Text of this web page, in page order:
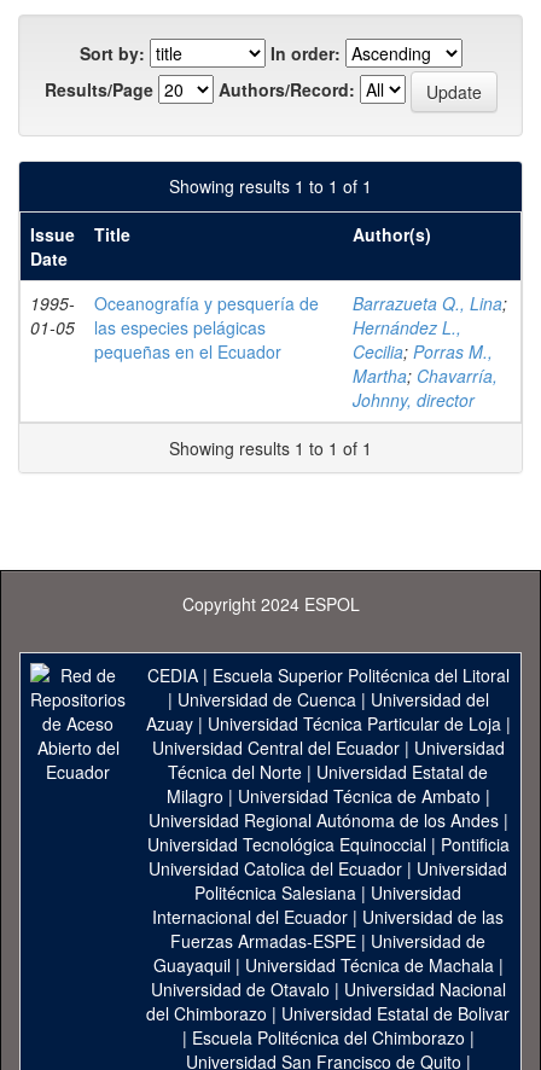
Sort by:
In order:
Results/Page
Authors/Record:
Showing results 1 to 1 of 1
Issue
Date
Title Author(s)
1995-
01-05
Oceanografía y pesquería de
las especies pelágicas
pequeñas en el Ecuador
Barrazueta Q., Lina;
Hernández L.,
Cecilia; Porras M.,
Martha; Chavarría,
Johnny, director
Showing results 1 to 1 of 1
Copyright 2024 ESPOL
CEDIA| Escuela Superior Politécnica del Litoral
| Universidad de Cuenca| Universidad del
Azuay| Universidad Técnica Particular de Loja|
Universidad Central del Ecuador| Universidad
Técnica del Norte | Universidad Estatal de
Milagro | Universidad Técnica de Ambato |
Universidad Regional Autónoma de los Andes|
Universidad Tecnológica Equinoccial| Pontificia
Universidad Catolica del Ecuador | Universidad
Politécnica Salesiana | Universidad
Internacional del Ecuador | Universidad de las
Fuerzas Armadas-ESPE | Universidad de
Guayaquil| Universidad Técnica de Machala|
Universidad de Otavalo | Universidad Nacional
del Chimborazo | Universidad Estatal de Bolivar
| Escuela Politécnica del Chimborazo |
Universidad San Francisco de Quito |